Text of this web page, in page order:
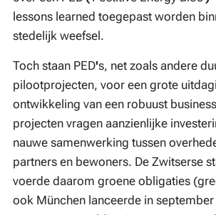
lessons learned toegepast worden
stedelijk weefsel.
Toch staan PED's, net zoals andere
pilootprojecten, voor een grote
ontwikkeling van een robuust
projecten vragen aanzienlijke
nauwe samenwerking tussen
partners en bewoners. De Zwitserse
voerde daarom groene obligaties
ook München lanceerde in